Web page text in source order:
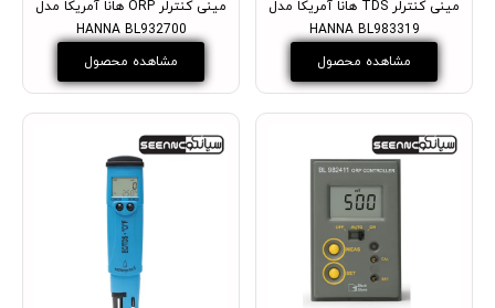
مینی کنترلر TDS هانا آمریکا مدل
HANNA BL983319
مشاهده محصول
مینی کنترلر ORP هانا آمریکا مدل
HANNA BL932700
مشاهده محصول